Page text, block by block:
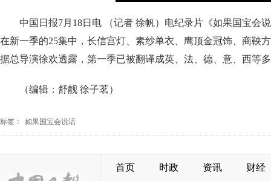
中国日报7月18日电 （记者 徐帆）电纪录片《如果国宝会
在新一季的25集中，长信宫灯、素纱单衣、鹰顶金冠饰、商鞅
据总导演徐欢透露，第一季已被翻译成英、法、德、意、西等
（编辑：舒靓 徐子茗）
标签： 如果国宝会说话
首页 时政 资讯 财经